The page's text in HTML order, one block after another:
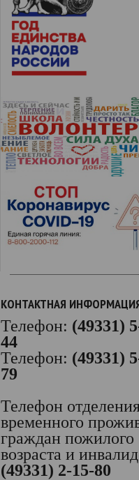
КОНТАКТНАЯ
Телефон: (49331)
44
Телефон: (49331)
79
Телефон
временного
граждан пожилого
возраста и
(49331) 2-15-80